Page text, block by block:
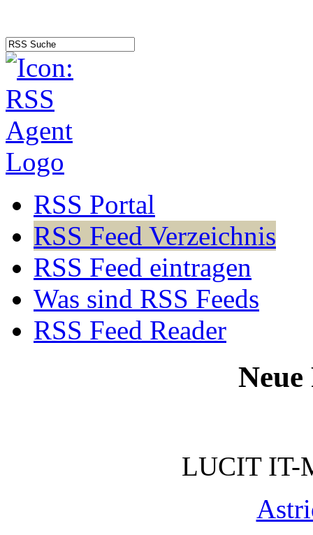
RSS Portal
RSS Feed Verzeichnis
RSS Feed eintragen
Was sind RSS Feeds
RSS Feed Reader
Neue
LUCIT IT-